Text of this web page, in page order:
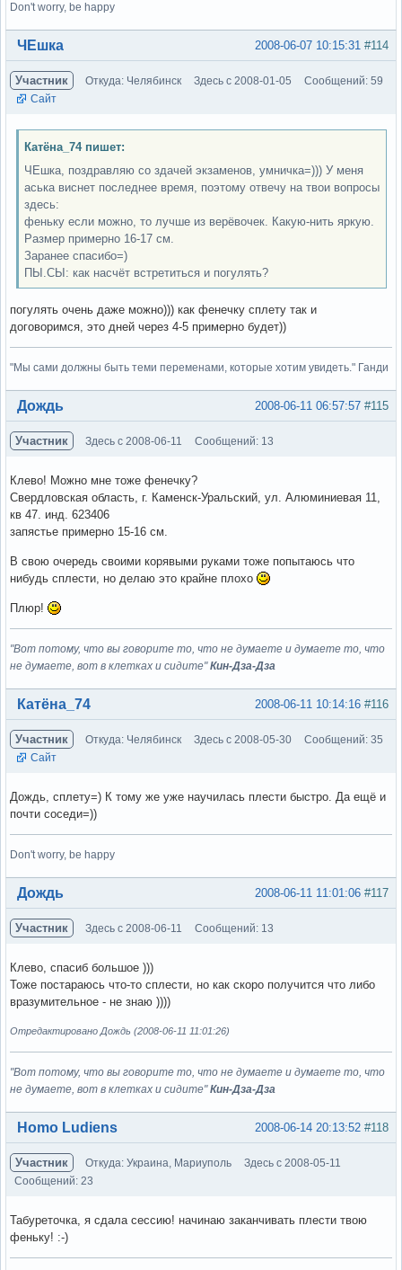
Don't worry, be happy
Вне форума #114
2008-06-07 10:15:31
ЧЕшка
Участник Откуда: Челябинск Здесь с 2008-01-05
Сообщений: 59
Сайт
Катёна_74 пишет:
ЧЕшка, поздравляю со здачей экзаменов, умничка=))) У меня
аська виснет последнее время, поэтому отвечу на твои вопросы
здесь:
феньку если можно, то лучше из верёвочек. Какую-нить яркую.
Размер примерно 16-17 см.
Заранее спасибо=)
ПЫ.СЫ: как насчёт встретиться и погулять?
погулять очень даже можно))) как фенечку сплету так и
договоримся, это дней через 4-5 примерно будет))
"Мы сами должны быть теми переменами, которые хотим увидеть." Ганди
Вне форума #115
2008-06-11 06:57:57
Дождь
Участник Здесь с 2008-06-11 Сообщений: 13
Клево! Можно мне тоже фенечку?
Свердловская область, г. Каменск-Уральский, ул. Алюминиевая 11,
кв 47. инд. 623406
запястье примерно 15-16 см.
В свою очередь своими корявыми руками тоже попытаюсь что
нибудь сплести, но делаю это крайне плохо
Плюр!
"Вот потому, что вы говорите то, что не думаете и думаете то, что
не думаете, вот в клетках и сидите"Кин-Дза-Дза
Вне форума #116
2008-06-11 10:14:16
Катёна_74
Участник Откуда: Челябинск Здесь с 2008-05-30
Сообщений: 35
Сайт
Дождь, сплету=) К тому же уже научилась плести быстро. Да ещё и
почти соседи=))
Don't worry, be happy
Вне форума #117
2008-06-11 11:01:06
Дождь
Участник Здесь с 2008-06-11 Сообщений: 13
Клево, спасиб большое )))
Тоже постараюсь что-то сплести, но как скоро получится что либо
вразумительное - не знаю ))))
Отредактировано Дождь (2008-06-11 11:01:26)
"Вот потому, что вы говорите то, что не думаете и думаете то, что
не думаете, вот в клетках и сидите"Кин-Дза-Дза
Вне форума #118
2008-06-14 20:13:52
Homo Ludiens
Участник Откуда: Украина, Мариуполь
Здесь с 2008-05-11
Сообщений: 23
Табуреточка, я сдала сессию! начинаю заканчивать плести твою
феньку! :-)